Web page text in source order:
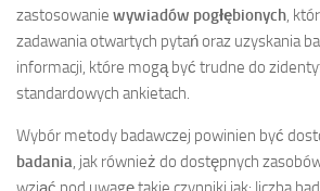
zastosowanie wywiadów pogłębionych,
zadawania otwartych pytań oraz uzyskania
informacji, które mogą być trudne do
standardowych ankietach.
Wybór metody badawczej powinien być
badania, jak również do dostępnych